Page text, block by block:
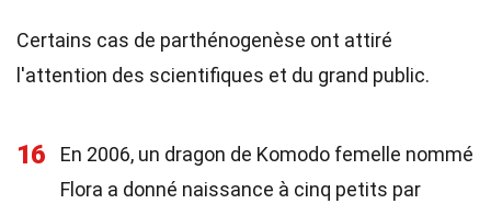
Certains cas de parthénogenèse ont attiré
l'attention des scientifiques et du grand public.
16
En 2006, un dragon de Komodo femelle nommé
Flora a donné naissance à cinq petits par